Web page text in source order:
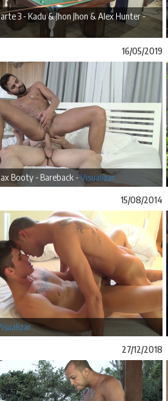
3 - Kadu & Jhon Jhon & Alex Hunter -
16/05/2019
Booty - Bareback -Visualizar
15/08/2014
27/12/2018